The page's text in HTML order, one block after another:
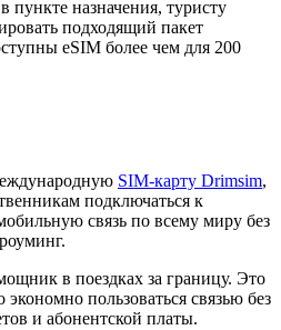
пункте назначения, туристу
подходящий пакет
eSIM более чем для 200
SIM-карту Drimsim,
подключаться к
связь по всему миру без
в поездках за границу. Это
пользоваться связью без
и абонентской платы.